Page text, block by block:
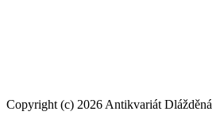
Copyright (c) 2026 Antikvariát Dlážděná